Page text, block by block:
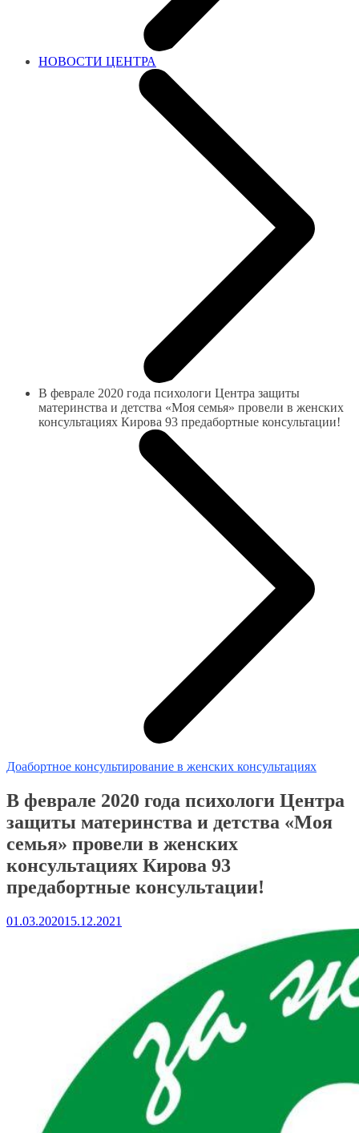
НОВОСТИ ЦЕНТРА
В феврале 2020 года психологи Центра защиты
материнства и детства «Моя семья» провели в женских
консультациях Кирова 93 предабортные консультации!
Доабортное консультирование в женских консультациях
В феврале 2020 года психологи Центра
защиты материнства и детства «Моя
семья» провели в женских
консультациях Кирова 93
предабортные консультации!
01.03.202015.12.2021